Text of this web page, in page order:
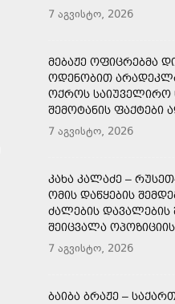
7 აგვისტო, 2026
ᲛᲔᲑᲐᲟᲔ ᲝᲤᲘᲪᲠᲔᲑᲛᲐ
ᲝᲓᲔᲜᲝᲑᲘᲗ
ᲝᲥᲠᲝᲡ ᲡᲐᲘᲣᲕᲔᲚᲘᲠᲝ
ᲨᲔᲛᲝᲢᲐᲜᲘᲡ ᲤᲐᲥᲢᲔᲑᲘ
7 აგვისტო, 2026
ᲙᲐᲮᲐ ᲙᲐᲚᲐᲫᲔ –
ᲝᲛᲘᲡ ᲓᲐᲬᲧᲔᲑᲘᲡ
ᲫᲐᲚᲔᲑᲘᲡ ᲓᲐᲕᲐᲚᲔᲑᲘᲡ
ᲨᲔᲘᲪᲕᲐᲚᲐ ᲝᲞᲝᲖᲘᲪᲘᲘᲡ
7 აგვისტო, 2026
ᲑᲐᲘᲑᲐ ᲑᲠᲐᲟᲔ –